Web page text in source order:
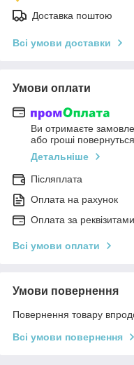
Доставка поштою
Всі умови доставки
Умови оплати
Ви отримаєте
або гроші
Детальніше
Післяплата
Оплата на рахунок
Оплата за реквізитами
Всі умови оплати
Умови повернення
Повернення товару
Всі умови повернення